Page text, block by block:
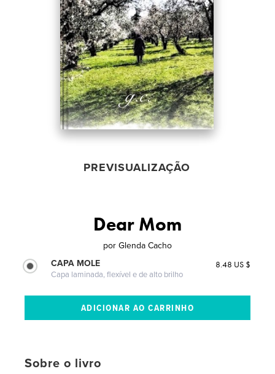
PREVISUALIZAÇÃO
Dear Mom
por Glenda Cacho
CAPA MOLE
Capa laminada, flexível e de alto brilho
8.48 US $
Sobre o livro